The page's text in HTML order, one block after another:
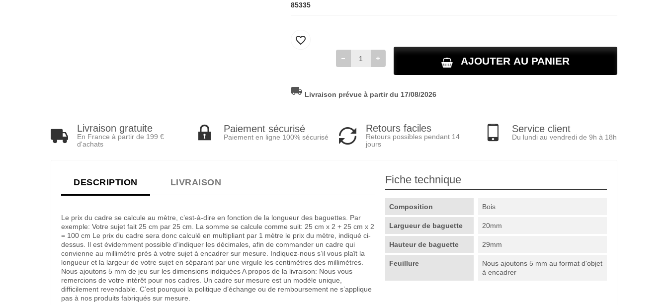
85335
AJOUTER AU PANIER
favorite_border
local_shipping Livraison prévue à partir du 17/08/2026
Livraison gratuite
En France à partir de 199 €
d'achats
Paiement sécurisé
Paiement en ligne 100% sécurisé
Retours faciles
Retours possibles pendant 14
jours
Service client
Du lundi au vendredi de 9h à 18h
DESCRIPTION LIVRAISON
Le prix du cadre se calcule au mètre, c’est-à-dire en fonction de la longueur des baguettes. Par
exemple: Votre sujet fait 25 cm par 25 cm. La somme se calcule comme suit: 25 cm x 2 + 25 cm x 2
= 100 cm Le prix du cadre sera donc calculé en multipliant par 1 mètre le prix du mètre, indiqué ci-
dessus. Il est évidemment possible d’indiquer les décimales, afin de commander un cadre qui
convienne au millimètre près à votre sujet à encadrer sur mesure. Indiquez-nous s’il vous plaît la
longueur et la largeur de votre sujet en séparant par une virgule les centimètres des millimètres.
Nous ajoutons 5 mm de jeu sur les dimensions indiquées A propos de la livraison: Nous vous
remercions de votre intérêt pour nos cadres. Un cadre sur mesure est un modèle unique,
difficilement revendable. C’est pourquoi la politique d’échange ou de remboursement ne s’applique
pas à nos produits fabriqués sur mesure.
Fiche technique
Composition Bois
Largueur de baguette 20mm
Hauteur de baguette 29mm
Feuillure
Nous ajoutons 5 mm au format d'objet
à encadrer